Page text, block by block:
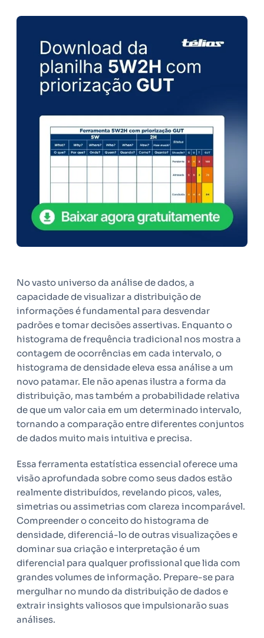
No vasto universo da análise de dados, a
capacidade de visualizar a distribuição de
informações é fundamental para desvendar
padrões e tomar decisões assertivas. Enquanto o
histograma de frequência tradicional nos mostra a
contagem de ocorrências em cada intervalo, o
histograma de densidade eleva essa análise a um
novo patamar. Ele não apenas ilustra a forma da
distribuição, mas também a probabilidade relativa
de que um valor caia em um determinado intervalo,
tornando a comparação entre diferentes conjuntos
de dados muito mais intuitiva e precisa.
Essa ferramenta estatística essencial oferece uma
visão aprofundada sobre como seus dados estão
realmente distribuídos, revelando picos, vales,
simetrias ou assimetrias com clareza incomparável.
Compreender o conceito do histograma de
densidade, diferenciá-lo de outras visualizações e
dominar sua criação e interpretação é um
diferencial para qualquer profissional que lida com
grandes volumes de informação. Prepare-se para
mergulhar no mundo da distribuição de dados e
extrair insights valiosos que impulsionarão suas
análises.